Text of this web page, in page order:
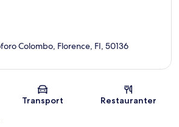
Kart
Colombo, Florence, FI, 50136
Transport Restauranter